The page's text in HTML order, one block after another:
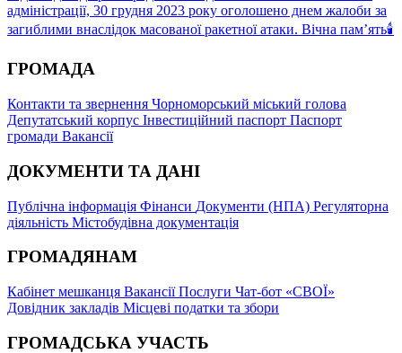
адміністрації, 30 грудня 2023 року оголошено днем жалоби за
загиблими внаслідок масованої ракетної атаки. Вічна памʼять🕯
ГРОМАДА
Контакти та звернення Чорноморський міський голова
Депутатський корпус Інвестиційний паспорт Паспорт
громади Вакансії
ДОКУМЕНТИ ТА ДАНІ
Публічна інформація Фінанси Документи (НПА) Регуляторна
діяльність Містобудівна документація
ГРОМАДЯНАМ
Кабінет мешканця ВакансіїПослуги Чат-бот «СВОЇ»
Довідник закладів Місцеві податки та збори
ГРОМАДСЬКА УЧАСТЬ